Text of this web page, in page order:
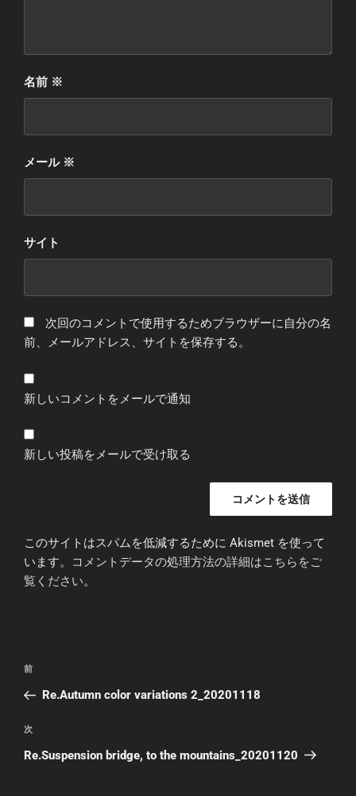
名前 ※
メール ※
サイト
次回のコメントで使用するためブラウザーに自分の名
前、メールアドレス、サイトを保存する。
新しいコメントをメールで通知
新しい投稿をメールで受け取る
このサイトはスパムを低減するために Akismet を使って
います。
コメントデータの処理方法の詳細はこちらをご
覧ください。
投
ナ
ビ
ゲ
前
の
稿
前
Re.Autumn color variations 2_20201118
次
の
次
Re.Suspension bridge, to the mountains_20201120